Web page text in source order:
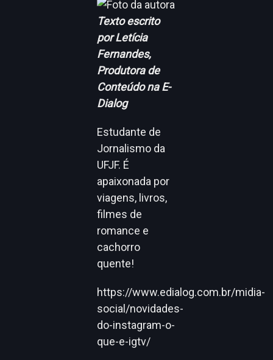
Texto escrito
por Letícia
Fernandes,
Produtora de
Conteúdo na E-
Dialog
Estudante de
Jornalismo da
UFJF. É
apaixonada por
viagens, livros,
filmes de
romance e
cachorro
quente!
https://www.edialog.com.br/midia-
social/novidades-
do-instagram-o-
que-e-igtv/